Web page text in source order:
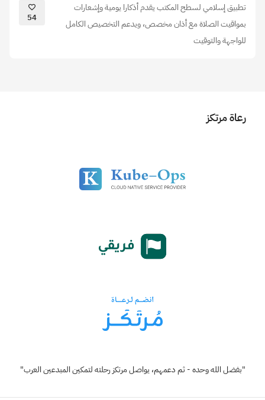
تطبيق إسلامي لسطح المكتب يقدم أذكارا يومية وإشعارات
بمواقيت الصلاة مع أذان مخصص، ويدعم التخصيص الكامل
للواجهة والتوقيت
54
رعاة مرتكز
"بفضل الله وحده - ثم دعمهم، يواصل مرتكز رحلته لتمكين المبدعين العرب"